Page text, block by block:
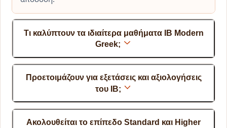
Τι καλύπτουν τα ιδιαίτερα μαθήματα IB Modern
Greek;
Προετοιμάζουν για εξετάσεις και αξιολογήσεις
του IB;
Ακολουθείται το επίπεδο Standard και Higher